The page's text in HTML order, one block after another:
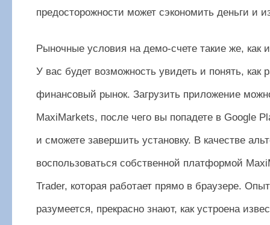
предосторожности может сэкономить деньги и
Рыночные условия на демо-счете такие же, как
У вас будет возможность увидеть и понять, как
финансовый рынок. Загрузить приложение
MaxiMarkets, после чего вы попадете в Google
и сможете завершить установку. В качестве
воспользоваться собственной платформой
Trader, которая работает прямо в браузере.
разумеется, прекрасно знают, как устроена